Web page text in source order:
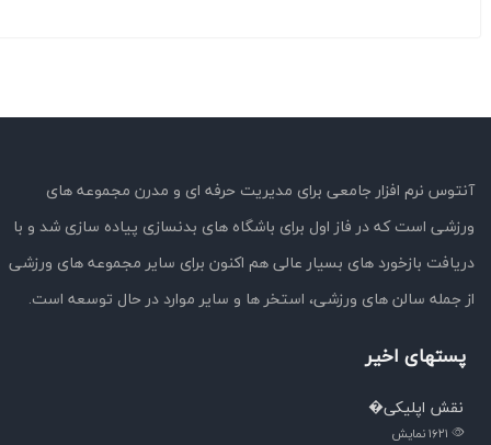
آنتوس نرم افزار جامعی برای مدیریت حرفه ای و مدرن مجموعه های
ورزشی است که در فاز اول برای باشگاه های بدنسازی پیاده سازی شد و با
دریافت بازخورد های بسیار عالی هم اکنون برای سایر مجموعه های ورزشی
از جمله سالن های ورزشی، استخر ها و سایر موارد در حال توسعه است.
پستهای اخیر
نقش اپلیکی�
نمایش